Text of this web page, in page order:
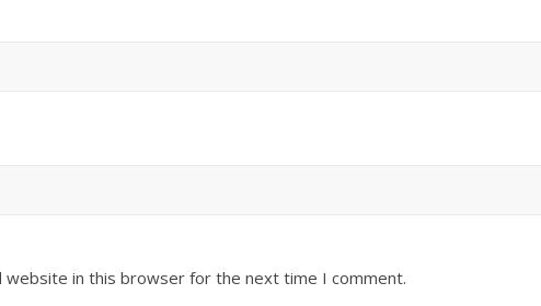
website in this browser for the next time I comment.